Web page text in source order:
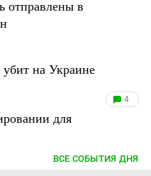
отправлены в
убит на Украине
4
для
ВСЕ СОБЫТИЯ ДНЯ